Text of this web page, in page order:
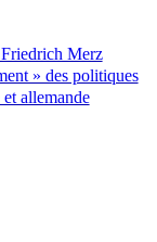
Merz
» des politiques
allemande